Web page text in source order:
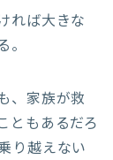
れば大きな
、家族が救
ともあるだろ
り越えない